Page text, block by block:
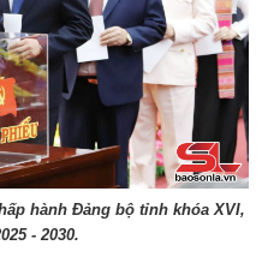
hành Đảng bộ tỉnh khóa XVI,
- 2030.